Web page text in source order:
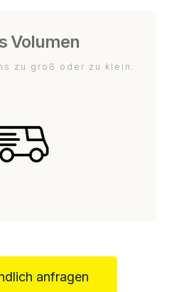
Volumen
zu groß oder zu klein.
anfragen